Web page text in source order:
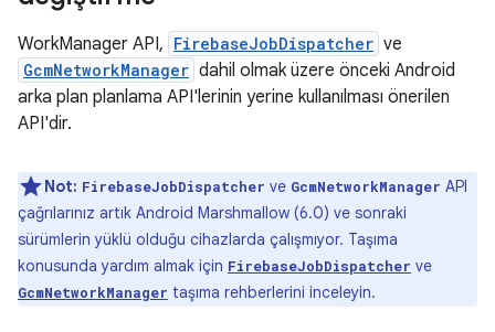
WorkManager API, FirebaseJobDispatcher ve
GcmNetworkManager dahil olmak üzere önceki Android
arka plan planlama API'lerinin yerine kullanılması önerilen
API'dir.
Not: FirebaseJobDispatcher ve GcmNetworkManager API
çağrılarınız artık Android Marshmallow (6.0) ve sonraki
sürümlerin yüklü olduğu cihazlarda çalışmıyor. Taşıma
konusunda yardım almak için FirebaseJobDispatcher ve
GcmNetworkManager taşıma rehberlerini inceleyin.